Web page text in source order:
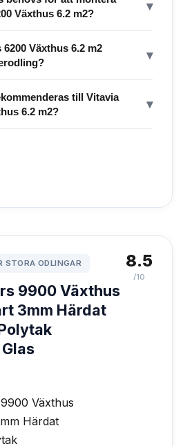
Växthus 6.2 m2?
▾
Växthus 6.2 m2
▾
till Vitavia
6.2 m2?
▾
STORA ODLINGAR
9900 Växthus
3mm Härdat
8.5
/10